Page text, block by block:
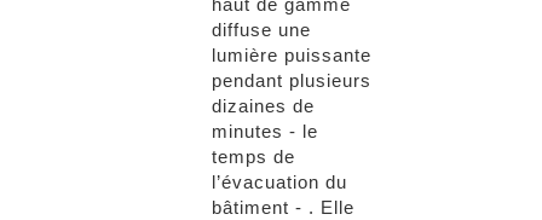
haut de gamme
diffuse une
lumière puissante
pendant plusieurs
dizaines de
minutes - le
temps de
l’évacuation du
bâtiment - . Elle